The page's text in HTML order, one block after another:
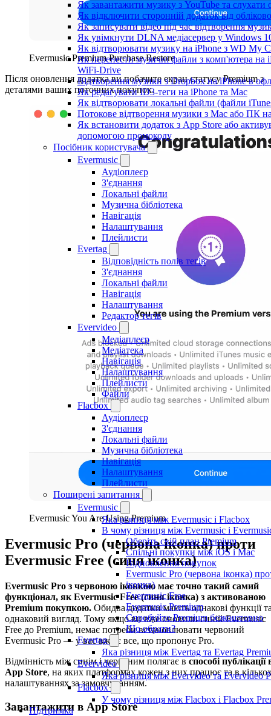
Як завантажити музику з YouTube та
Як відключити сторонній додаток від
Як записувати відео під час відтворення
Як увімкнути DLNA медіасервер у Windows
Як відтворювати музику на iPhone з WD My
Як перенести музичні файли з комп'ютера на
WiFi-Drive
Відтворення музики з Dropbox на iPhone в
Як редагувати ID3-теги на iPhone та Mac
Як відтворювати локальні файли (файли
Потокове відтворення музики з Mac або ПК
Як встановити додаток з App Store або
допомогою промокоду
Посібник користувача
Evermusic
Аудіоплеєр
З'єднання
Локальні файли
Музична бібліотека
Навігація
Налаштування
Плейлисти
Evertag
Відповідність полів тегів
З'єднання
Локальні файли
Навігація
Налаштування
Редактор тегів
Evervideo
Медіаплеєр
Медіатека
Навігація
Налаштування
Плейлисти
Файли
Flacbox
Аудіоплеєр
З'єднання
Локальні файли
Музична бібліотека
Навігація
Налаштування
Плейлисти
Поширені запитання
Evermusic
Яка різниця між Evermusic і Flacbox
В чому різниця між Evermusic і
Оберіть свій план Premium
Спільні покупки між iOS і Mac
Відновлення покупок
Evermusic Pro (червона іконка)
іконка)
Evermusic Free
Evermusic Premium
Спробуйте Premium безкоштовно
Що обрати?
Evertag
Яка різниця між Evertag та Evertag
Evervideo
Яка різниця між Evervideo та Evervideo
Flacbox
У чому різниця між Flacbox і Flacbox
Підтримка
Evermusic Premium Purchase Restore
Після оновлення додатка ви побачите екран статусу Premium з
деталями ваших поточних покупок.
Evermusic You Are Using Premium
Evermusic Pro (червона іконка) проти
Evermusic Free (синя іконка)
Evermusic Pro з червоною іконкою має точно такий самий
функціонал, як Evermusic Free (синя іконка) з активованою
Premium покупкою. Обидва додатки мають однакові функції
однаковий вигляд. Тому якщо ви вже оновили синій Evermusic
Free до Premium, немає потреби встановлювати червоний
Evermusic Pro — у вас вже є все, що пропонує Pro.
Відмінність між синім і червоним полягає в способі публікації
App Store, на яких платформах кожен з них працює та в
налаштуваннях за замовчуванням.
Завантажити в App Store